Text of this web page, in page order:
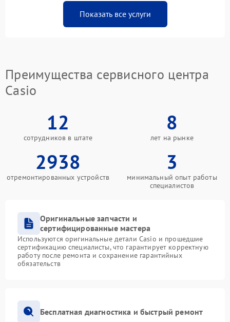
Показать все услуги
Преимущества сервисного центра
Casio
12
сотрудников в штате
8
лет на рынке
2938
отремонтированных устройств
3
минимальный опыт работы
специалистов
Оригинальные запчасти и
сертифицированные мастера
Используются оригинальные детали Casio и прошедшие
сертификацию специалисты, что гарантирует корректную
работу после ремонта и сохранение гарантийных
обязательств
Бесплатная диагностика и быстрый ремонт